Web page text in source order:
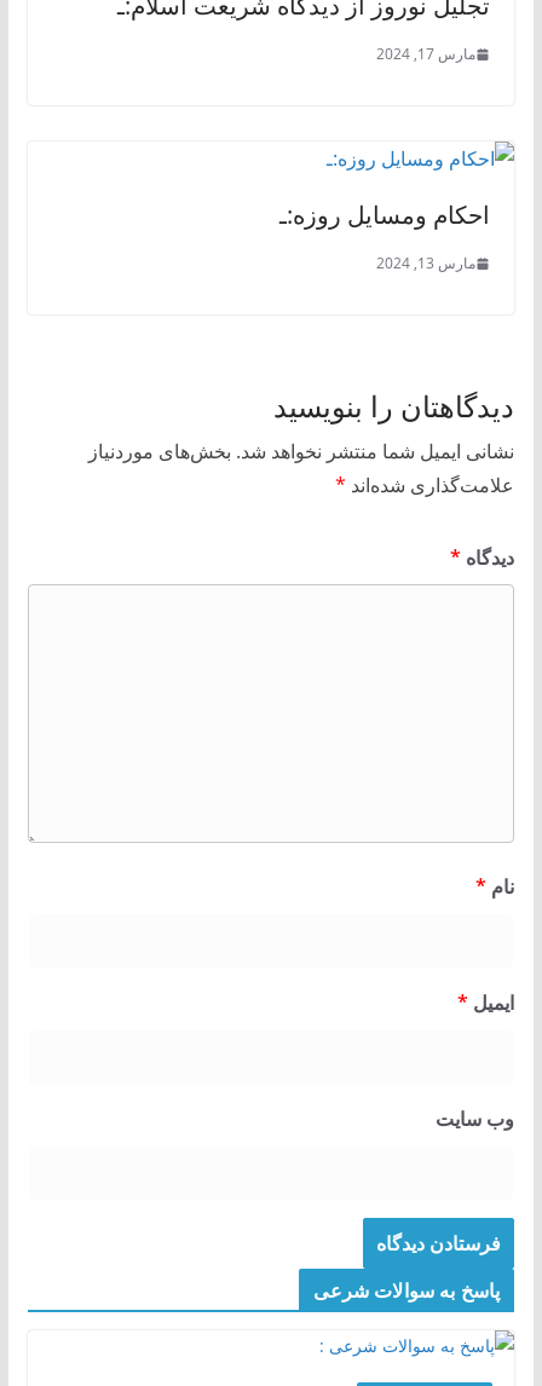
مارس 17, 2024
احكام ومسایل روزه:ـ
مارس 13, 2024
دیدگاهتان را بنویسید
نشانی ایمیل شما منتشر نخواهد شد. بخش‌های موردنیاز
علامت‌گذاری شده‌اند *
دیدگاه *
نام *
ایمیل *
وب‌ سایت
پاسخ به سوالات شرعی